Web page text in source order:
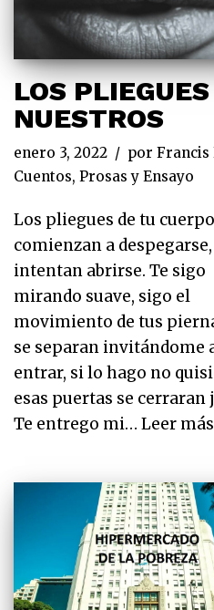
LOS PLIEGUES
NUESTROS
enero 3, 2022 por Francis
Cuentos, Prosas y Ensayo
Los pliegues de tu cuerpo
comienzan a despegarse,
intentan abrirse. Te sigo
mirando suave, sigo el
movimiento de tus
se separan invitándome
entrar, si lo hago no
esas puertas se cerraran
Te entrego mi… Leer